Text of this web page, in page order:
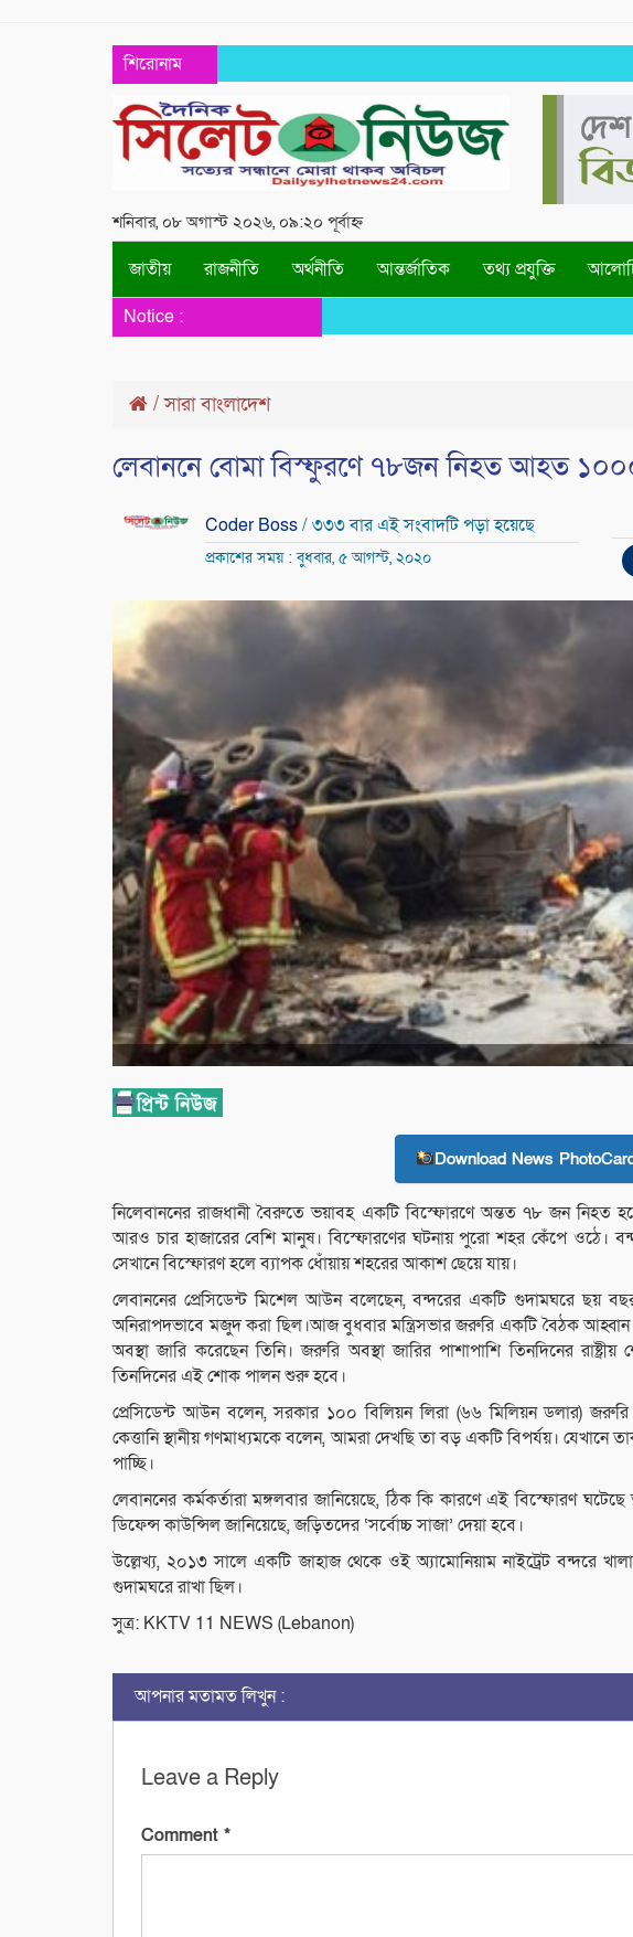
শিরোনাম
শনিবার, ০৮ অগাস্ট ২০২৬, ০৯:২০ পূর্বাহ্ন
জাতীয় রাজনীতি অর্থনীতি আন্তর্জাতিক তথ্য প্রযুক্তি
Notice :
/সারা বাংলাদেশ
লেবাননে বোমা বিস্ফুরণে ৭৮জন নিহত আহত
Coder Boss/ ৩৩৩ বার এই সংবাদটি পড়া হয়েছে
প্রকাশের সময় : বুধবার, ৫ আগস্ট, ২০২০
Download News
নিলেবাননের রাজধানী বৈরুতে ভয়াবহ একটি বিস্ফোরণে অন্তত ৭৮ জন নিহত
আরও চার হাজারের বেশি মানুষ। বিস্ফোরণের ঘটনায় পুরো শহর কেঁপে ওঠে।
সেখানে বিস্ফোরণ হলে ব্যাপক ধোঁয়ায় শহরের আকাশ ছেয়ে যায়।
লেবাননের প্রেসিডেন্ট মিশেল আউন বলেছেন, বন্দরের একটি গুদামঘরে ছয়
অনিরাপদভাবে মজুদ করা ছিল।আজ বুধবার মন্ত্রিসভার জরুরি একটি বৈঠক
অবস্থা জারি করেছেন তিনি। জরুরি অবস্থা জারির পাশাপাশি তিনদিনের
তিনদিনের এই শোক পালন শুরু হবে।
প্রেসিডেন্ট আউন বলেন, সরকার ১০০ বিলিয়ন লিরা (৬৬ মিলিয়ন ডলার) জরুরি
কেত্তানি স্থানীয় গণমাধ্যমকে বলেন, আমরা দেখছি তা বড় একটি বিপর্যয়। যেখানে
পাচ্ছি।
লেবাননের কর্মকর্তারা মঙ্গলবার জানিয়েছে, ঠিক কি কারণে এই বিস্ফোরণ
ডিফেন্স কাউন্সিল জানিয়েছে, জড়িতদের ‘সর্বোচ্চ সাজা’ দেয়া হবে।
উল্লেখ্য, ২০১৩ সালে একটি জাহাজ থেকে ওই অ্যামোনিয়াম নাইট্রেট বন্দরে
গুদামঘরে রাখা ছিল।
সুত্র: KKTV 11 NEWS (Lebanon)
আপনার মতামত লিখুন :
Leave a Reply
Comment *